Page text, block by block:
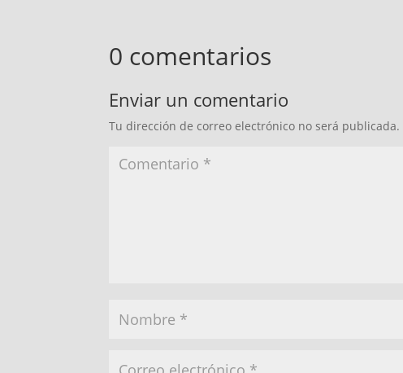
0 comentarios
Enviar un comentario
Tu dirección de correo electrónico no será publicada.